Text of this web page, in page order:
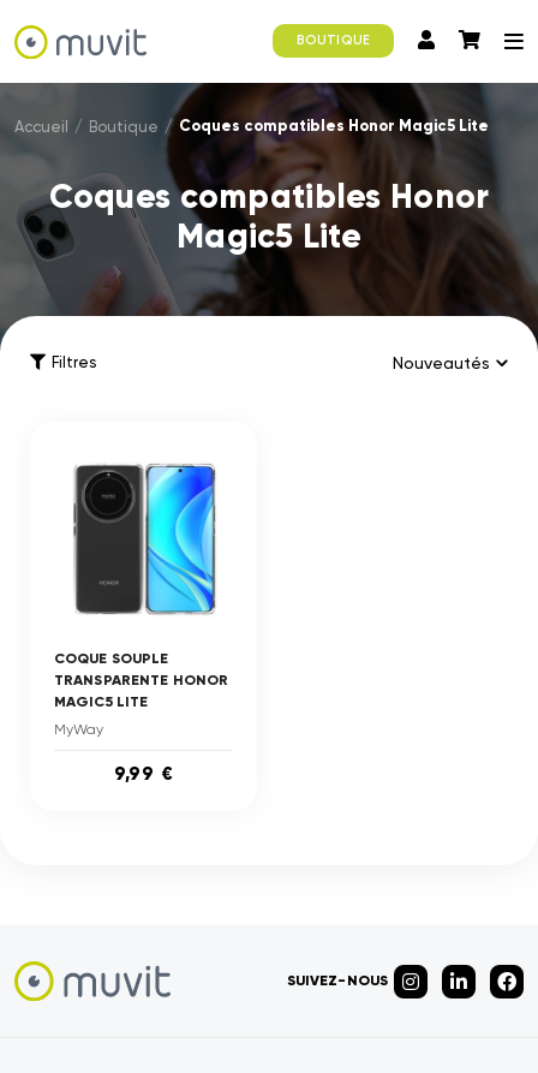
BOUTIQUE
Accueil / Boutique / Coques compatibles Honor Magic5 Lite
Coques compatibles Honor
Magic5 Lite
Filtres
COQUE SOUPLE
TRANSPARENTE HONOR
MAGIC5 LITE
MyWay
9,99 €
SUIVEZ-NOUS